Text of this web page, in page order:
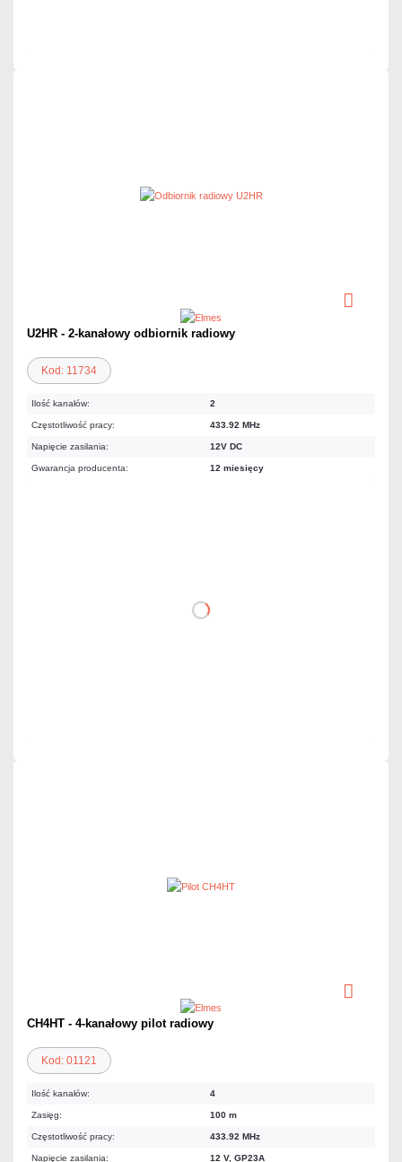
U2HR - 2-kanałowy odbiornik radiowy
Kod: 11734
Ilość kanałów: 2
Częstotliwość pracy: 433.92 MHz
Napięcie zasilania: 12V DC
Gwarancja producenta: 12 miesięcy
DO KOSZYKA
CH4HT - 4-kanałowy pilot radiowy
Kod: 01121
Ilość kanałów: 4
Zasięg: 100 m
Częstotliwość pracy: 433.92 MHz
Napięcie zasilania: 12 V, GP23A